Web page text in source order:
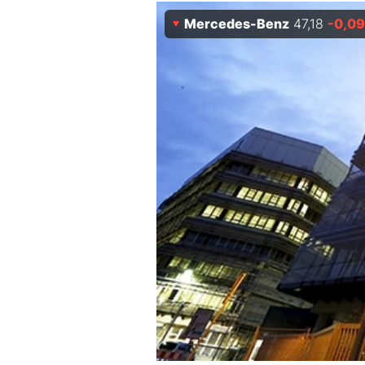
Experten
Folgen Sie uns
Kontakt
Mercedes-Benz 47,18 -0,09